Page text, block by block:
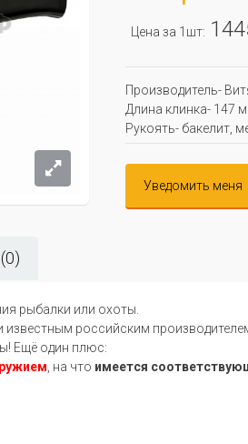
Цена за 1шт:
Производитель-
Длина клинка- 147
Рукоять- бакелит,
Уведомить меня
рыбалки или охоты.
российским
Ещё один плюс:
, на что имеется